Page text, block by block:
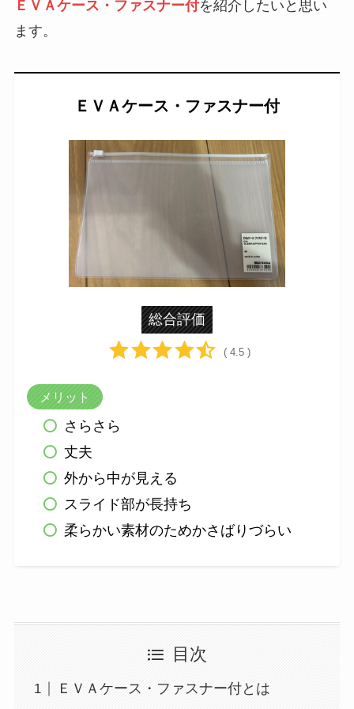
ＥＶＡケース・ファスナー付を紹介したいと思い
ます。
ＥＶＡケース・ファスナー付
総合評価
( 4.5 )
メリット
さらさら
丈夫
外から中が見える
スライド部が長持ち
柔らかい素材のためかさばりづらい
目次
ＥＶＡケース・ファスナー付とは